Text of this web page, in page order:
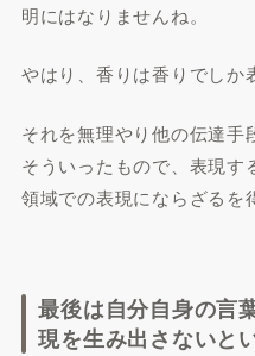
明にはなりませんね。
やはり、香りは香りでしか
それを無理やり他の伝達
そういったもので、表現
領域での表現にならざるを
最後は自分自身の言
現を生み出さないと